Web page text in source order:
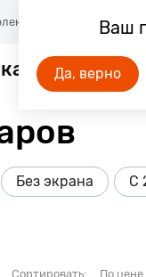
Ваш
Да, верно
Без экрана С
Сортировать: По цене